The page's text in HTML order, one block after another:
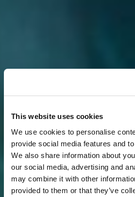
This website uses cookies
We use cookies to personalise
provide social media features and
We also share information about
our social media, advertising and
may combine it with other
provided to them or that they’ve